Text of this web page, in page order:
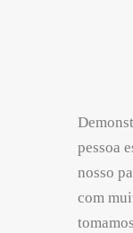
pessoa
nosso
com